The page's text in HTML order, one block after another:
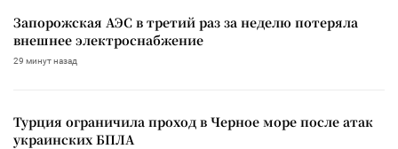
Запорожская АЭС в третий раз за неделю потеряла
внешнее электроснабжение
29 минут назад
Турция ограничила проход в Черное море после атак
украинских БПЛА